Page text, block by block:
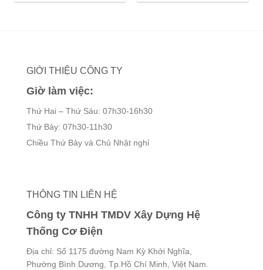
864,000 ₫.là:
1,199,000 ₫.
là:
GIỚI THIỆU CÔNG TY
Giờ làm việc:
Thứ Hai – Thứ Sáu: 07h30-16h30
Thứ Bảy: 07h30-11h30
Chiều Thứ Bảy và Chủ Nhật nghỉ
THÔNG TIN LIÊN HỆ
Công ty TNHH TMDV Xây Dựng Hệ
Thống Cơ Điện
Địa chỉ: Số 1175 đường Nam Kỳ Khởi Nghĩa,
Phường Bình Dương, Tp.Hồ Chí Minh, Việt Nam.